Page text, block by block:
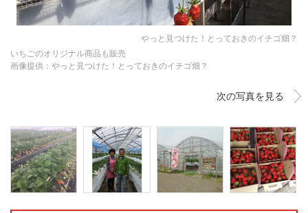
やっと見つけた！とっておきのイチゴ畑？
いちごのオリジナル商品も販売
画像提供：やっと見つけた！とっておきのイチゴ畑？
次の写真を見る